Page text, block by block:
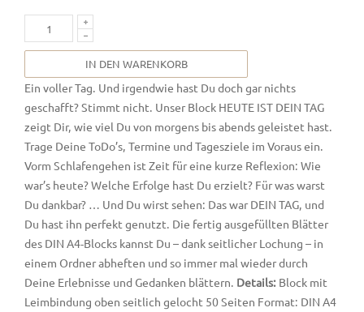
IN DEN WARENKORB
Ein voller Tag. Und irgendwie hast Du doch gar nichts
geschafft? Stimmt nicht. Unser Block HEUTE IST DEIN TAG
zeigt Dir, wie viel Du von morgens bis abends geleistet hast.
Trage Deine ToDo’s, Termine und Tagesziele im Voraus ein.
Vorm Schlafengehen ist Zeit für eine kurze Reflexion: Wie
war’s heute? Welche Erfolge hast Du erzielt? Für was warst
Du dankbar? … Und Du wirst sehen: Das war DEIN TAG, und
Du hast ihn perfekt genutzt. Die fertig ausgefüllten Blätter
des DIN A4-Blocks kannst Du – dank seitlicher Lochung – in
einem Ordner abheften und so immer mal wieder durch
Deine Erlebnisse und Gedanken blättern. Details: Block mit
Leimbindung oben seitlich gelocht 50 Seiten Format: DIN A4